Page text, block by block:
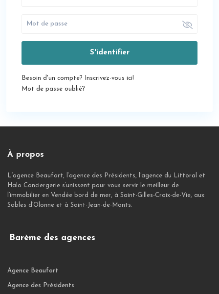
S'identifier
Besoin d'un compte? Inscrivez-vous ici!
Mot de passe oublié?
À propos
L’agence Beaufort, l’agence des Présidents, l’agence du Littoral et
Halo Conciergerie s’unissent pour vous servir le meilleur de
l’immobilier en Vendée bord de mer, à Saint-Gilles-Croix-de-Vie, aux
Sables d’Olonne et à Saint-Jean-de-Monts.
Barème des agences
Agence Beaufort
Agence des Présidents